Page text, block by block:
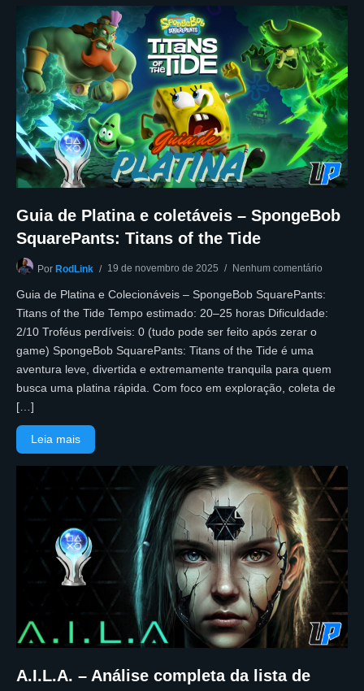
Guia de Platina e coletáveis – SpongeBob
SquarePants: Titans of the Tide
Por RodLink 19 de novembro de 2025 Nenhum comentário
Guia de Platina e Colecionáveis – SpongeBob SquarePants:
Titans of the Tide Tempo estimado: 20–25 horas Dificuldade:
2/10 Troféus perdíveis: 0 (tudo pode ser feito após zerar o
game) SpongeBob SquarePants: Titans of the Tide é uma
aventura leve, divertida e extremamente tranquila para quem
busca uma platina rápida. Com foco em exploração, coleta de
[…]
Leia mais
A.I.L.A. – Análise completa da lista de